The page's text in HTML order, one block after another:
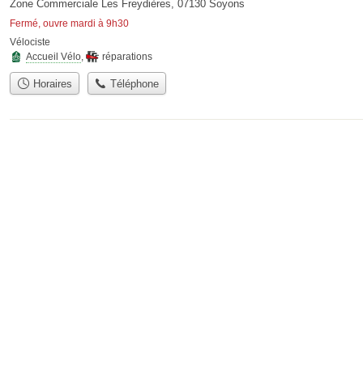
Zone Commerciale Les Freydières, 07130 Soyons
Fermé, ouvre mardi à 9h30
Vélociste
Accueil Vélo
réparations
Horaires Téléphone